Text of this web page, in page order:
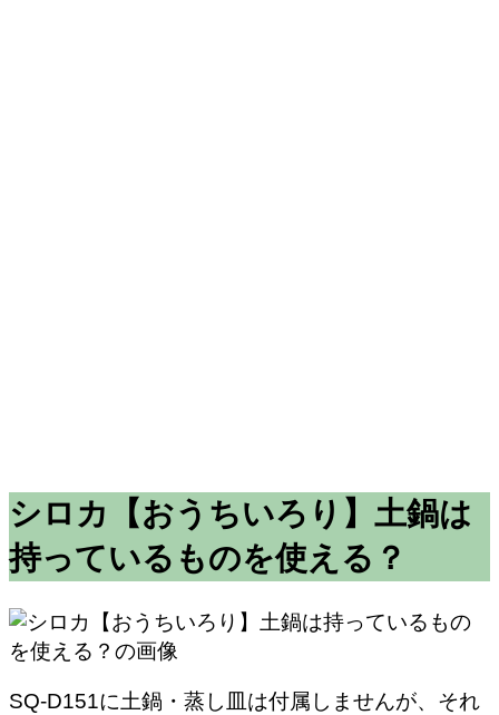
シロカ【おうちいろり】土鍋は
持っているものを使える？
SQ-D151に土鍋・蒸し皿は付属しませんが、それ